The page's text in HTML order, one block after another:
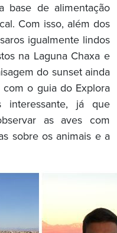
base de alimentação
Com isso, além dos
igualmente lindos
na Laguna Chaxa e
do sunset ainda
com o guia do Explora
interessante, já que
as aves com
sobre os animais e a